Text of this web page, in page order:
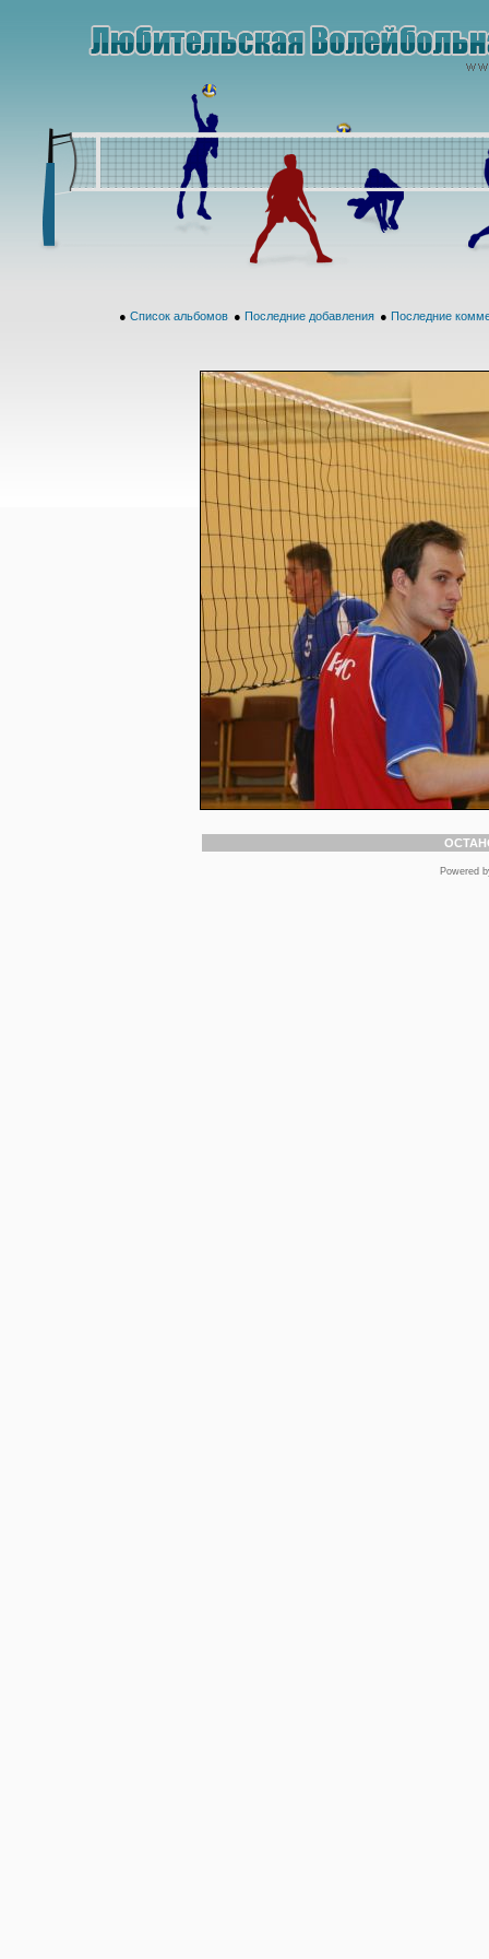
● Список альбомов ● Последние добавления ● Последние
Powered